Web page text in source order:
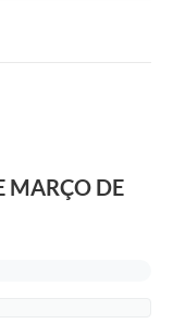
MARÇO DE